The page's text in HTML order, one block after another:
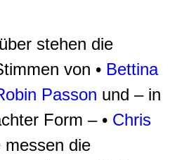
stehen die
von • Bettina
Passon und – in
Form – • Chris
messen die